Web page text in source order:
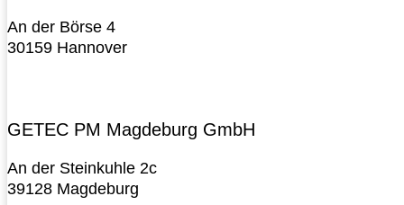
An der Börse 4
30159 Hannover
GETEC PM Magdeburg GmbH
An der Steinkuhle 2c
39128 Magdeburg